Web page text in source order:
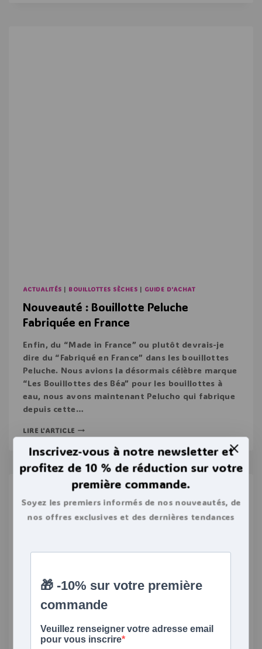
ACTUALITÉS | BOUILLOTTES SÈCHES | GUIDE D'ACHAT
Nouveauté : Bouillotte Peluche
Fabriquée en France
Enfin, du “Made in France” ou plutôt devrais-je
dire du “Fabriqué en France” dans les bouillottes
Peluche. Nous avions la désormais célèbre marque
“Les Bouillottes des Béa” pour les bouillottes à
eau, nous avons maintenant Pelucho qui fabrique
depuis cette…
LIRE L'ARTICLE
Inscrivez-vous à notre newsletter et
profitez de 10 % de réduction sur votre
première commande.
Soyez les premiers informés de nos nouveautés, de
nos offres exclusives et des dernières tendances